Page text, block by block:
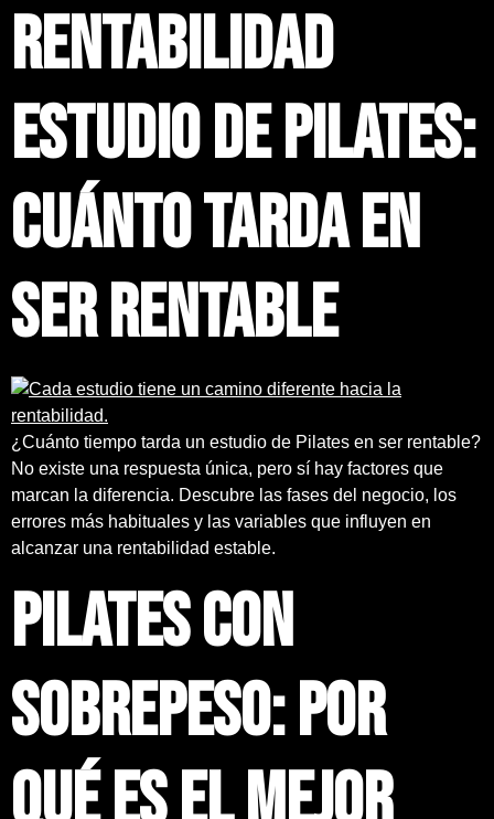
Rentabilidad
estudio de Pilates:
cuánto tarda en
ser rentable
¿Cuánto tiempo tarda un estudio de Pilates en ser rentable?
No existe una respuesta única, pero sí hay factores que
marcan la diferencia. Descubre las fases del negocio, los
errores más habituales y las variables que influyen en
alcanzar una rentabilidad estable.
Pilates con
sobrepeso: por